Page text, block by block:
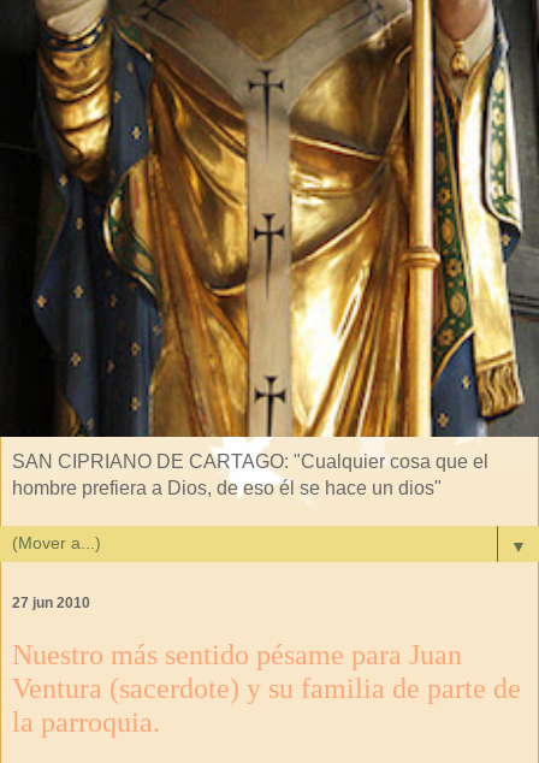
SAN CIPRIANO DE CARTAGO: "Cualquier cosa que el
hombre prefiera a Dios, de eso él se hace un dios"
▼
27 jun 2010
Nuestro más sentido pésame para Juan
Ventura (sacerdote) y su familia de parte de
la parroquia.